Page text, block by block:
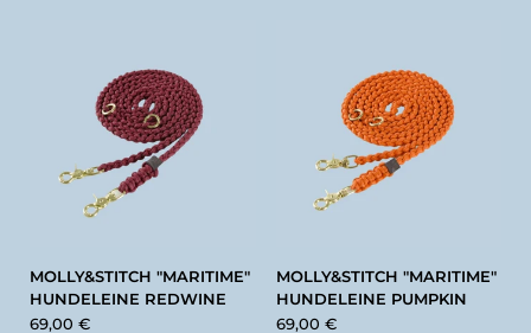
MOLLY&STITCH "MARITIME"
HUNDELEINE REDWINE
69,00 €
MOLLY&STITCH "MARITIME"
HUNDELEINE PUMPKIN
69,00 €